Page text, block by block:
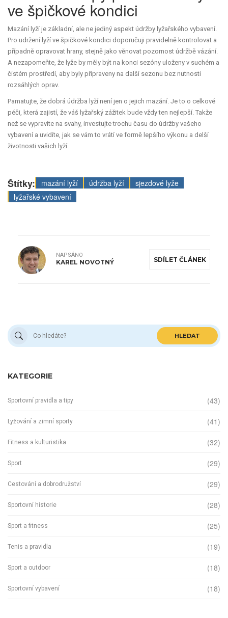
ve špičkové kondici
Mazání lyží je základní, ale ne jediný aspekt údržby lyžařského vybavení.
Pro udržení lyží ve špičkové kondici doporučuji pravidelně kontrolovat a
případně opravovat hrany, stejně jako věnovat pozornost údržbě vázání.
A nezapomeňte, že lyže by měly být na konci sezóny uloženy v suchém a
čistém prostředí, aby byly připraveny na další sezonu bez nutnosti
rozsáhlých oprav.
Pamatujte, že dobrá údržba lyží není jen o jejich mazání. Je to o celkové
péči, která zajistí, že váš lyžařský zážitek bude vždy ten nejlepší. Takže
než se vypravíte na svahy, investujte trochu času do údržby vašeho
vybavení a uvidíte, jak se vám to vrátí ve formě lepšího výkonu a delší
životnosti vašich lyží.
Štítky: mazání lyží údržba lyží
sjezdové lyže
lyžařské vybavení
SDÍLET ČLÁNEK
NAPSÁNO
KAREL NOVOTNÝ
HLEDAT
KATEGORIE
Sportovní pravidla a tipy (43)
Lyžování a zimní sporty (41)
Fitness a kulturistika (32)
Sport (29)
Cestování a dobrodružství (29)
Sportovní historie (28)
Sport a fitness (25)
Tenis a pravidla (19)
Sport a outdoor (18)
Sportovní vybavení (18)